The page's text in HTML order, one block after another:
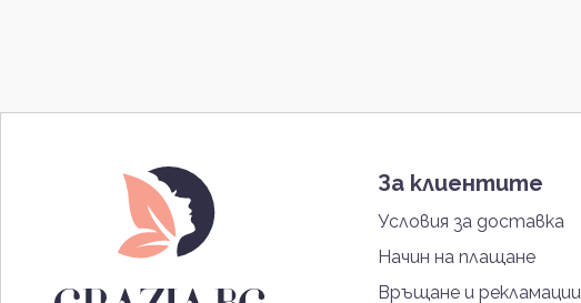
За клиентите
Условия за доставка
Начин на плащане
Връщане и рекламации